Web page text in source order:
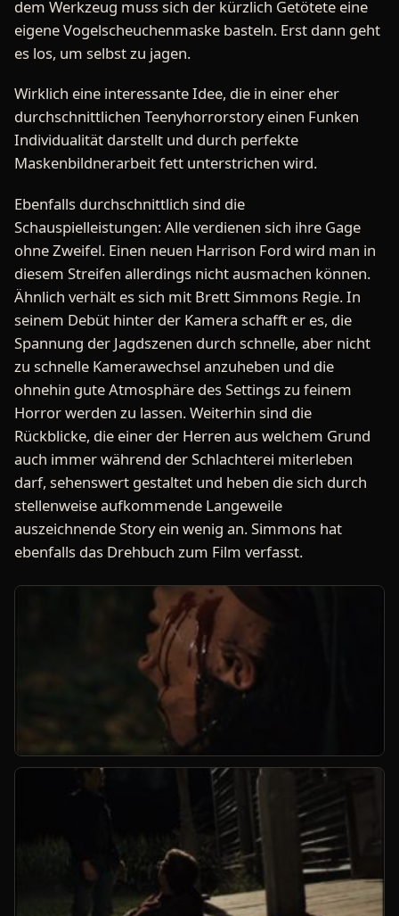
dem Werkzeug muss sich der kürzlich Getötete eine
eigene Vogelscheuchenmaske basteln. Erst dann geht
es los, um selbst zu jagen.
Wirklich eine interessante Idee, die in einer eher
durchschnittlichen Teenyhorrorstory einen Funken
Individualität darstellt und durch perfekte
Maskenbildnerarbeit fett unterstrichen wird.
Ebenfalls durchschnittlich sind die
Schauspielleistungen: Alle verdienen sich ihre Gage
ohne Zweifel. Einen neuen Harrison Ford wird man in
diesem Streifen allerdings nicht ausmachen können.
Ähnlich verhält es sich mit Brett Simmons Regie. In
seinem Debüt hinter der Kamera schafft er es, die
Spannung der Jagdszenen durch schnelle, aber nicht
zu schnelle Kamerawechsel anzuheben und die
ohnehin gute Atmosphäre des Settings zu feinem
Horror werden zu lassen. Weiterhin sind die
Rückblicke, die einer der Herren aus welchem Grund
auch immer während der Schlachterei miterleben
darf, sehenswert gestaltet und heben die sich durch
stellenweise aufkommende Langeweile
auszeichnende Story ein wenig an. Simmons hat
ebenfalls das Drehbuch zum Film verfasst.